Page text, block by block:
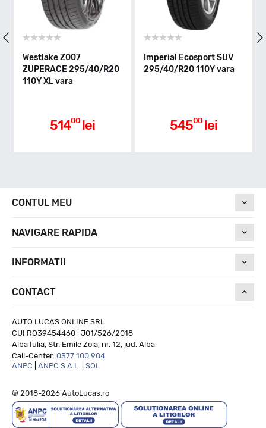
Clasa de eficienta
B
Run On Flat
NU
Westlake Z007
ZUPERACE 295/40/R20
110Y XL vara
51400 lei
Imperial Ecosport SUV
295/40/R20 110Y vara
54500 lei
CONTUL MEU
NAVIGARE RAPIDA
INFORMATII
CONTACT
AUTO LUCAS ONLINE SRL
CUI RO39454460 | J01/526/2018
Alba Iulia, Str. Emile Zola, nr. 12, jud. Alba
Call-Center: 0377 100 904
ANPC
ANPC S.A.L. SOL
© 2018-2026 AutoLucas.ro